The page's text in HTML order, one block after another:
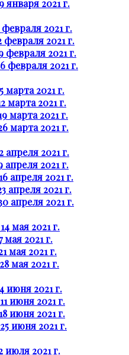
января 2021 г.
2021 г.
февраля 2021 г.
февраля 2021 г.
февраля 2021 г.
марта 2021 г.
марта 2021 г.
марта 2021 г.
марта 2021 г.
апреля 2021 г.
апреля 2021 г.
апреля 2021 г.
апреля 2021 г.
апреля 2021 г.
мая 2021 г.
мая 2021 г.
мая 2021 г.
мая 2021 г.
июня 2021 г.
июня 2021 г.
июня 2021 г.
июня 2021 г.
июля 2021 г.